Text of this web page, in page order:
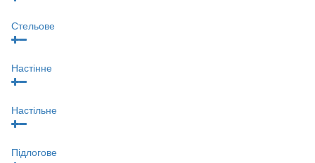
Стельове
Настінне
Настільне
Підлогове